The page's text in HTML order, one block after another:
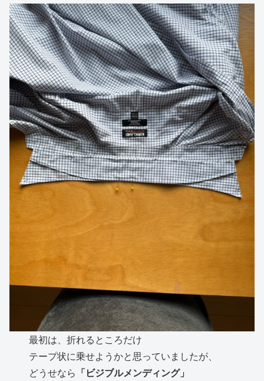
最初は、折れるところだけ
テープ状に乗せようかと思っていましたが、
どうせなら 「ビジブルメンディング」